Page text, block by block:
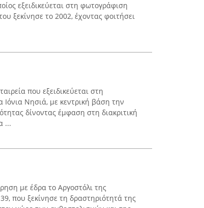
εξειδικεύεται στη φωτογράφιση
ξεκίνησε το 2002, έχοντας φοιτήσει
που εξειδικεύεται στη
Νησιά, με κεντρική βάση την
δίνοντας έμφαση στη διακριτική
...
με έδρα το Αργοστόλι της
που ξεκίνησε τη δραστηριότητά της